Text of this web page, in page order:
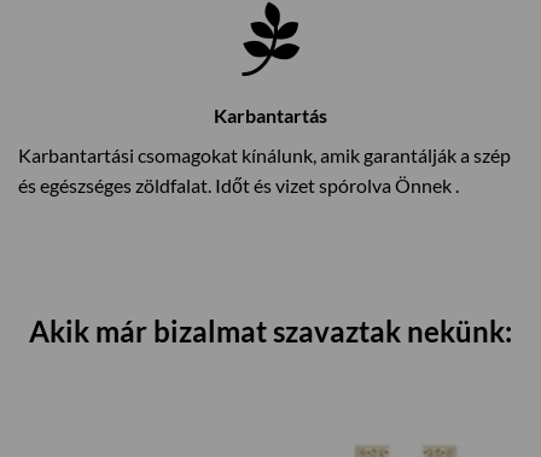
Karbantartás
Karbantartási csomagokat kínálunk, amik garantálják a szép
és egészséges zöldfalat. Időt és vizet spórolva Önnek .
Akik már bizalmat szavaztak nekünk: